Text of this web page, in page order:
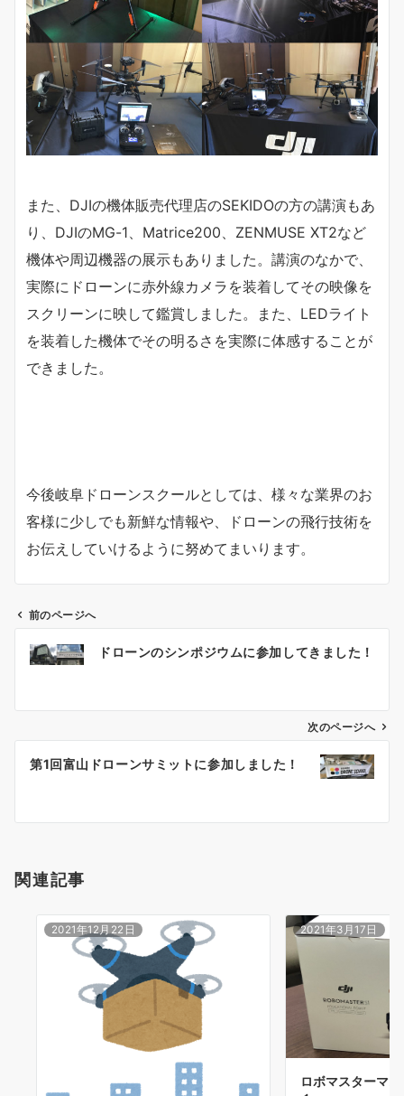
また、DJIの機体販売代理店のSEKIDOの方の講演もあ
り、DJIのMG-1、Matrice200、ZENMUSE XT2など
機体や周辺機器の展示もありました。講演のなかで、
実際にドローンに赤外線カメラを装着してその映像を
スクリーンに映して鑑賞しました。また、LEDライト
を装着した機体でその明るさを実際に体感することが
できました。
今後岐阜ドローンスクールとしては、様々な業界のお
客様に少しでも新鮮な情報や、ドローンの飛行技術を
お伝えしていけるように努めてまいります。
投
稿
ゲ
シ
ン
前のページへ
ドローンのシンポジウムに参加してきました！
次のページへ
第1回富山ドローンサミットに参加しました！
関連記事
2021年12月22日 2021年3月17日
ロボマスターマ